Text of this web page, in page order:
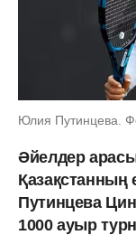
Юлия Путинцева.
Әйелдер
Қазақстанның
Путинцева
1000 ауыр